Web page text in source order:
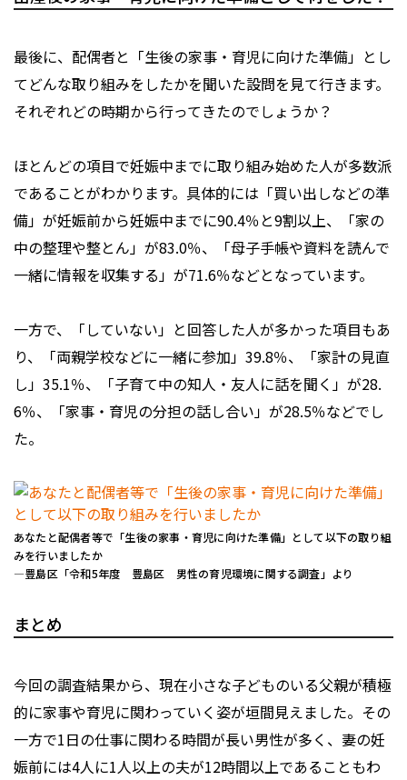
最後に、配偶者と「生後の家事・育児に向けた準備」とし
てどんな取り組みをしたかを聞いた設問を見て行きます。
それぞれどの時期から行ってきたのでしょうか？
ほとんどの項目で妊娠中までに取り組み始めた人が多数派
であることがわかります。具体的には「買い出しなどの準
備」が妊娠前から妊娠中までに90.4％と9割以上、「家の
中の整理や整とん」が83.0％、「母子手帳や資料を読んで
一緒に情報を収集する」が71.6％などとなっています。
一方で、「していない」と回答した人が多かった項目もあ
り、「両親学校などに一緒に参加」39.8％、「家計の見直
し」35.1％、「子育て中の知人・友人に話を聞く」が28.
6％、「家事・育児の分担の話し合い」が28.5％などでし
た。
あなたと配偶者等で「生後の家事・育児に向けた準備」として以下の取り組
みを行いましたか
―豊島区「令和5年度 豊島区 男性の育児環境に関する調査」より
まとめ
今回の調査結果から、現在小さな子どものいる父親が積極
的に家事や育児に関わっていく姿が垣間見えました。その
一方で1日の仕事に関わる時間が長い男性が多く、妻の妊
娠前には4人に1人以上の夫が12時間以上であることもわ